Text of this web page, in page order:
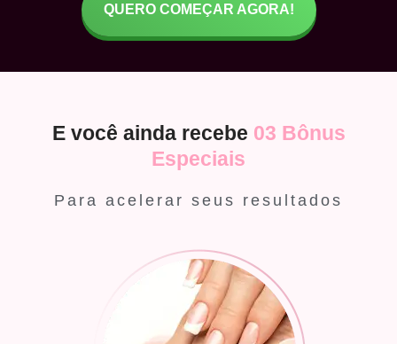
QUERO COMEÇAR AGORA!
E você ainda recebe 03 Bônus
Especiais
Para acelerar seus resultados